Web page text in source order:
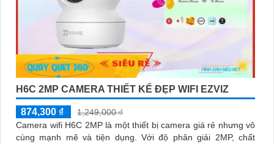
H6C 2MP CAMERA THIẾT KẾ ĐẸP WIFI EZVIZ
874,300 ₫
1,249,000 ₫
Camera wifi H6C 2MP là một thiết bị camera giá rẻ nhưng vô
cùng mạnh mẽ và tiện dụng. Với độ phân giải 2MP, chất